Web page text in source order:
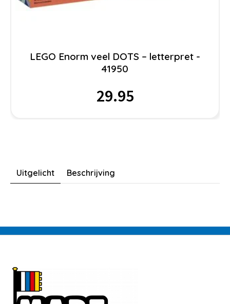
LEGO Enorm veel DOTS – letterpret -
41950
29.95
Uitgelicht Beschrijving